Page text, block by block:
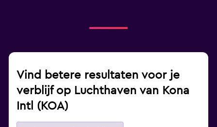
Vind betere resultaten voor je
verblijf op Luchthaven van Kona
Intl (KOA)